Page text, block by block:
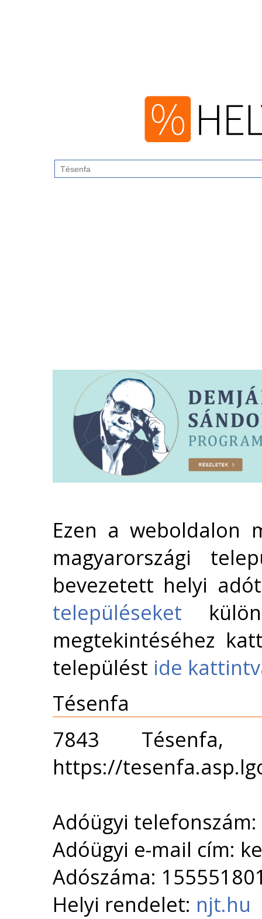
Ezen a weboldalon
magyarországi
bevezetett helyi
településeket
megtekintéséhez
települést ide
Tésenfa
7843
https://
Adóügyi
Adóügyi e-mail cím:
Adószáma:
Helyi rendelet: njt.hu